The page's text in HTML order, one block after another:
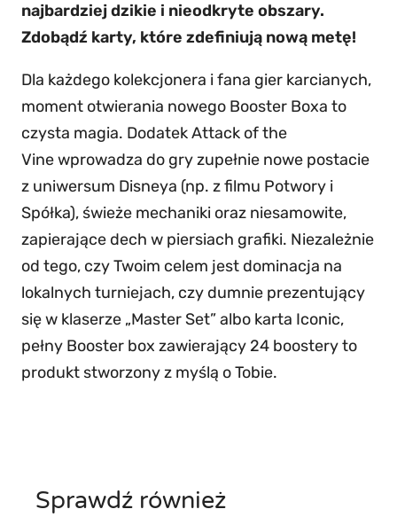
–
A
t
c
o
h
najbardziej dzikie i nieodkryte obszary.
Zdobądź karty, które zdefiniują nową metę!
Dla każdego kolekcjonera i fana gier karcianych,
moment otwierania nowego Booster Boxa to
czysta magia. Dodatek Attack of the
Vinewprowadza do gry zupełnie nowe postacie
z uniwersum Disneya (np. z filmu Potwory i
Spółka), świeże mechaniki oraz niesamowite,
zapierające dech w piersiach grafiki. Niezależnie
od tego, czy Twoim celem jest dominacja na
lokalnych turniejach, czy dumnie prezentujący
się w klaserze „Master Set” albo karta Iconic,
pełny Booster box zawierający 24 boostery to
produkt stworzony z myślą o Tobie.
Sprawdź również